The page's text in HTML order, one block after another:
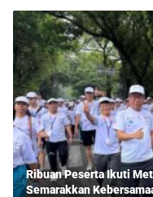
Ribuan Peserta Ikuti
Semarakkan